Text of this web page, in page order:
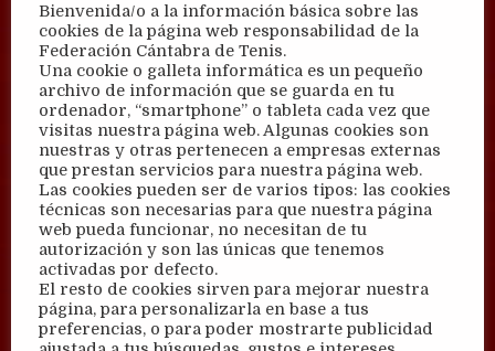
Bienvenida/o a la información básica sobre las
cookies de la página web responsabilidad de la
Federación Cántabra de Tenis.
Una cookie o galleta informática es un pequeño
archivo de información que se guarda en tu
ordenador, “smartphone” o tableta cada vez que
visitas nuestra página web. Algunas cookies son
nuestras y otras pertenecen a empresas externas
que prestan servicios para nuestra página web.
Las cookies pueden ser de varios tipos: las cookies
técnicas son necesarias para que nuestra página
web pueda funcionar, no necesitan de tu
autorización y son las únicas que tenemos
activadas por defecto.
El resto de cookies sirven para mejorar nuestra
página, para personalizarla en base a tus
preferencias, o para poder mostrarte publicidad